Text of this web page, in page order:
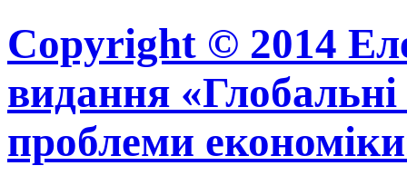
Copyright © 2014
видання «Глобальні
проблеми